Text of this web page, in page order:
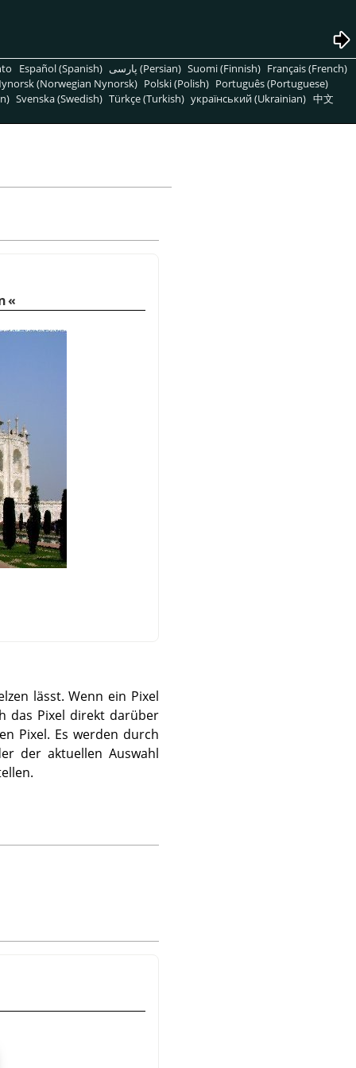
Español (Spanish) پارسی (Persian) Suomi (Finnish) Français (French)
(Norwegian Nynorsk) Polski (Polish) Português (Portuguese)
Svenska (Swedish) Türkçe (Turkish) український (Ukrainian) 中文
lässt. Wenn ein Pixel
das Pixel direkt darüber
Pixel. Es werden durch
der aktuellen Auswahl